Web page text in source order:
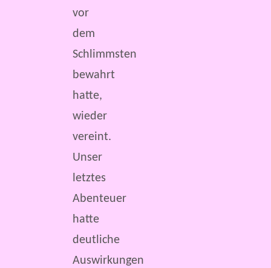
vor
dem
Schlimmsten
bewahrt
hatte,
wieder
vereint.
Unser
letztes
Abenteuer
hatte
deutliche
Auswirkungen